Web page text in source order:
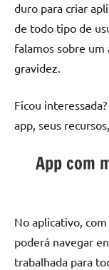
duro para criar
de todo tipo de
falamos sobre um
gravidez.
Ficou
app, seus
App com
No aplicativo,
poderá navegar
trabalhada para